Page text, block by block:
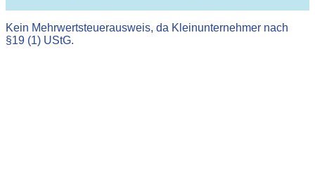
Kein Mehrwertsteuerausweis, da Kleinunternehmer nach
§19 (1) UStG.